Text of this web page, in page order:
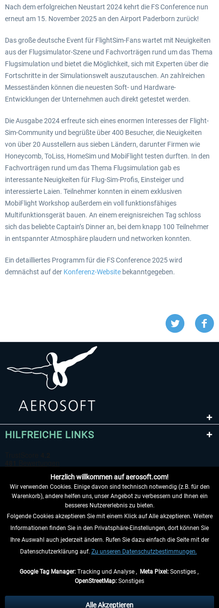
Nach dem erfolgreichen Neustart 2024 kehrt die FS Conference nun
erneut am 15. November 2025 an den Airport Paderborn zurück!
Das große deutsche Event für FlightSim-Fans wartet mit Neuigkeiten
aus der Flugsimulator-Szene und Fachvorträgen rund um das Thema
Flugsimulation und bietet die Möglichkeit, sich mit Experten über die
Fortschritte in der Simulationswelt auszutauschen. An zahlreichen
Messeständen können die neuesten Soft- und Hardware-
Entwicklungen der Unternehmen auch direkt getestet werden.
Die Ausgabe 2024 erfreute sich eines enormen Interesses der Flight-
Sim-Community und begrüßte über 400 Besucher, die Neuigkeiten
von über 20 Ausstellern aus sieben Ländern, darunter Firmen wie
Honeycomb, ToLiss, HomeSim und MobiFlight testen durften. In den
Fachvorträgen rund um das Thema Flugsimulation gab es
interessante Neuigkeiten für Flug-Sim-Profis, Einsteiger und
interessierte Laien. Teilnehmer konnten in einem exklusiven
MobiFlight Workshop außerdem ein voll funktionsfähiges
Multifunktionsgerät bauen. An einem ereignisreichen Tag schloss
sich das beliebte Captain’s Dinner an, bei dem knapp 100 Teilnehmer
in entspannter Atmosphäre plaudern und networken konnten.
Ein detailliertes Programm für die FS Conference 2025wird
demnächst auf der Konferenz-Website bekanntgegeben.
HILFREICHE LINKS
VERTRAG WIDERRUFEN
INFORMATIONEN
anders beschrieben.
Herzlich willkommen auf aerosoft.com!
Wir verwenden Cookies. Einige davon sind technisch notwendig (z.B. für den
Warenkorb), andere helfen uns, unser Angebot zu verbessern und Ihnen ein
besseres Nutzererlebnis zu bieten.
Folgende Cookies akzeptieren Sie mit einem Klick auf Alle akzeptieren. Weitere
Informationen finden Sie in den Privatsphäre-Einstellungen, dort können Sie
Ihre Auswahl auch jederzeit ändern. Rufen Sie dazu einfach die Seite mit der
Datenschutzerklärung auf. Zu unseren Datenschutzbestimmungen.
Google Tag Manager:Tracking und Analyse , Meta Pixel:Sonstiges ,
OpenStreetMap: Sonstiges
Alle Akzeptieren